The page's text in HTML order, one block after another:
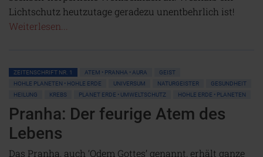
Lichtschutz heutzutage geradezu unentbehrlich ist!
Weiterlesen...
ZEITENSCHRIFT NR. 1 ATEM • PRANHA • AURA
GEIST
HOHLE PLANETEN • HOHLE ERDE
UNIVERSUM NATURGEISTER
GESUNDHEIT
HEILUNG
KREBS PLANET ERDE • UMWELTSCHUTZ HOHLE ERDE • PLANETEN
Pranha: Der feurige Atem des
Lebens
Das Pranha, auch ‘Odem Gottes’ genannt, erhält ganze